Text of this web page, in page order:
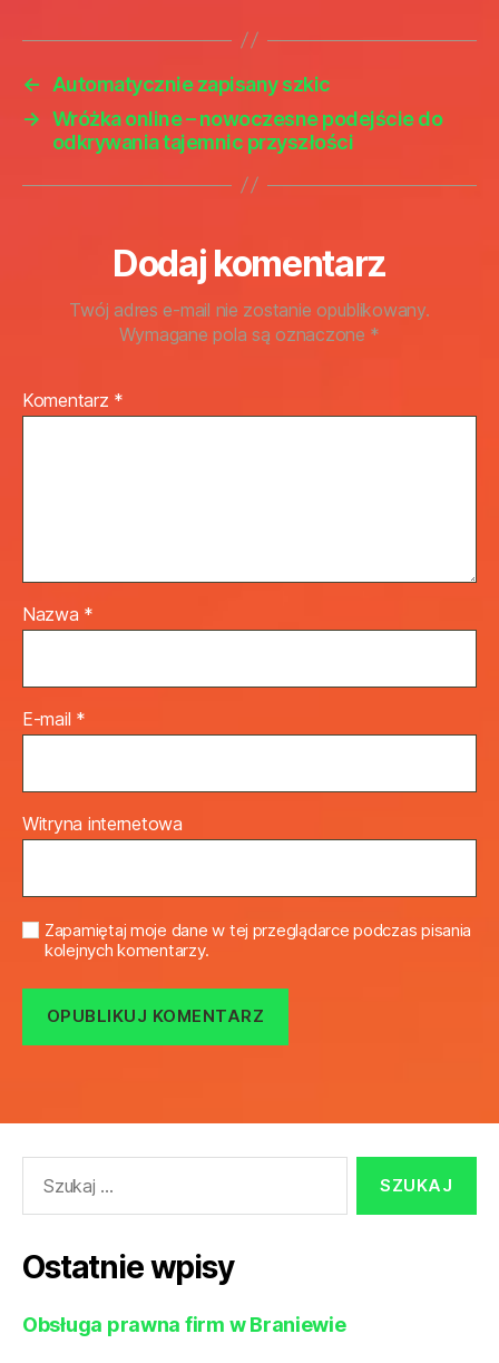
←
Automatycznie zapisany szkic
→ Wróżka online – nowoczesne podejście do
odkrywania tajemnic przyszłości
Dodaj komentarz
Twój adres e-mail nie zostanie opublikowany.
Wymagane pola są oznaczone *
Komentarz *
Nazwa *
E-mail *
Witryna internetowa
Zapamiętaj moje dane w tej przeglądarce podczas pisania
kolejnych komentarzy.
Ostatnie wpisy
Obsługa prawna firm w Braniewie